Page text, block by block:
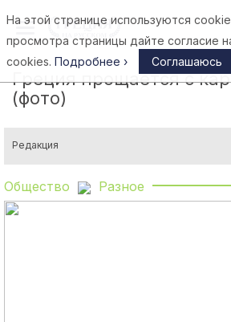
Греция прощается с
(фото)
Редакция
Общество Разное
На этой странице используются
просмотра страницы дайте согласие
cookies. Подробнее › Соглашаюсь